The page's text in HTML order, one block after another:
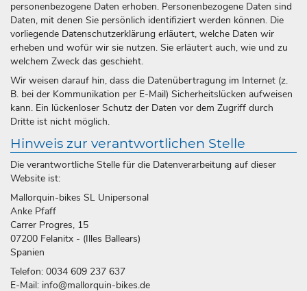
personenbezogene Daten erhoben. Personenbezogene Daten sind
Daten, mit denen Sie persönlich identifiziert werden können. Die
vorliegende Datenschutzerklärung erläutert, welche Daten wir
erheben und wofür wir sie nutzen. Sie erläutert auch, wie und zu
welchem Zweck das geschieht.
Wir weisen darauf hin, dass die Datenübertragung im Internet (z.
B. bei der Kommunikation per E-Mail) Sicherheitslücken aufweisen
kann. Ein lückenloser Schutz der Daten vor dem Zugriff durch
Dritte ist nicht möglich.
Hinweis zur verantwortlichen Stelle
Die verantwortliche Stelle für die Datenverarbeitung auf dieser
Website ist:
Mallorquin-bikes SL Unipersonal
Anke Pfaff
Carrer Progres, 15
07200 Felanitx - (Illes Ballears)
Spanien
Telefon: 0034 609 237 637
E-Mail: info@mallorquin-bikes.de